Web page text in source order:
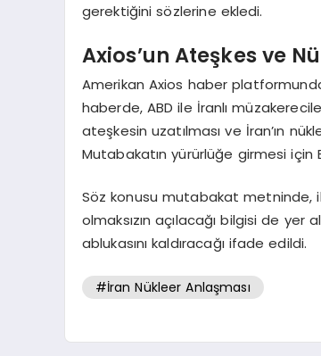
gerektiğini sözlerine ekledi.
Axios’un Ateşkes ve
Amerikan Axios haber
haberde, ABD ile İranlı
ateşkesin uzatılması ve İran’ın
Mutabakatın yürürlüğe girmesi için
Söz konusu mutabakat metninde,
olmaksızın açılacağı bilgisi de yer
ablukasını kaldıracağı ifade edildi.
#İran Nükleer Anlaşması